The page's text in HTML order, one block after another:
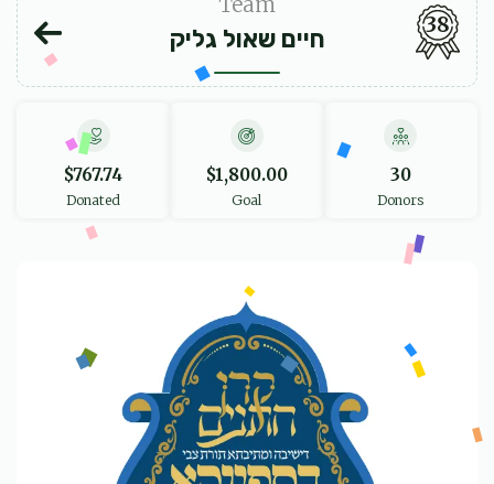
חיים שאול גליק
38
$767.74
Donated
$1,800.00
Goal
30
Donors